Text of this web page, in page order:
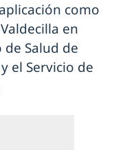
como
en
Salud de
el Servicio de